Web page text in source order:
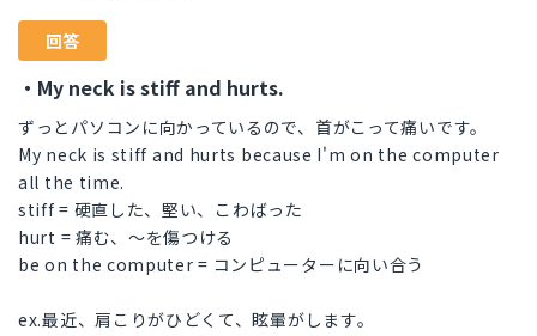
回答
・My neck is stiff and hurts.
ずっとパソコンに向かっているので、首がこって痛いです。
My neck is stiff and hurts because I'm on the computer
all the time.
stiff = 硬直した、堅い、こわばった
hurt = 痛む、～を傷つける
be on the computer = コンピューターに向い合う
ex.最近、肩こりがひどくて、眩暈がします。